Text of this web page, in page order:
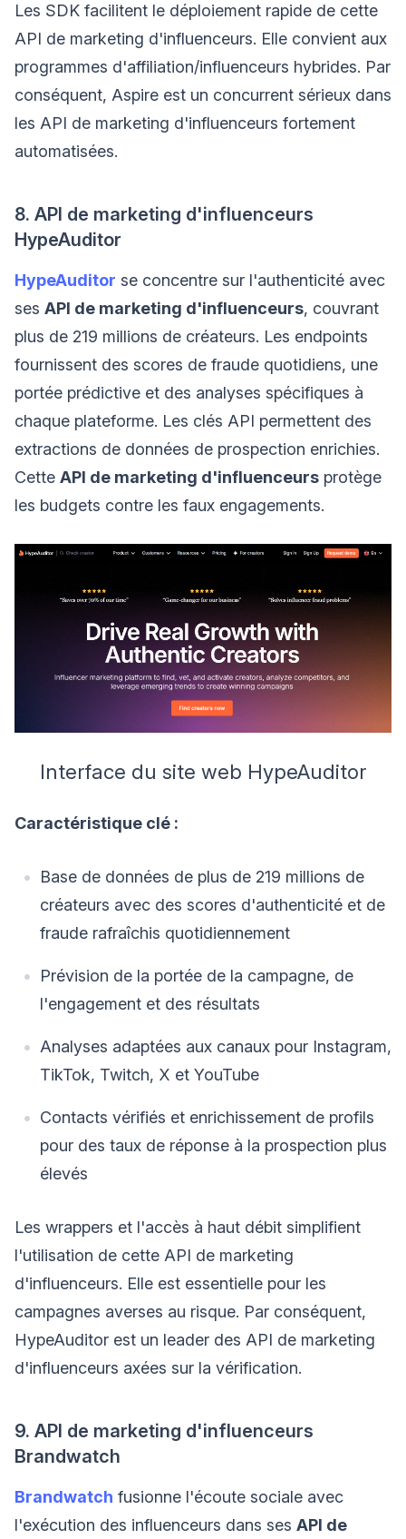
Les SDK facilitent le déploiement rapide de cette
API de marketing d'influenceurs. Elle convient aux
programmes d'affiliation/influenceurs hybrides. Par
conséquent, Aspire est un concurrent sérieux dans
les API de marketing d'influenceurs fortement
automatisées.
8. API de marketing d'influenceurs
HypeAuditor
HypeAuditor se concentre sur l'authenticité avec
ses API de marketing d'influenceurs, couvrant
plus de 219 millions de créateurs. Les endpoints
fournissent des scores de fraude quotidiens, une
portée prédictive et des analyses spécifiques à
chaque plateforme. Les clés API permettent des
extractions de données de prospection enrichies.
Cette API de marketing d'influenceurs protège
les budgets contre les faux engagements.
Interface du site web HypeAuditor
Caractéristique clé :
Base de données de plus de 219 millions de
créateurs avec des scores d'authenticité et de
fraude rafraîchis quotidiennement
Prévision de la portée de la campagne, de
l'engagement et des résultats
Analyses adaptées aux canaux pour Instagram,
TikTok, Twitch, X et YouTube
Contacts vérifiés et enrichissement de profils
pour des taux de réponse à la prospection plus
élevés
Les wrappers et l'accès à haut débit simplifient
l'utilisation de cette API de marketing
d'influenceurs. Elle est essentielle pour les
campagnes averses au risque. Par conséquent,
HypeAuditor est un leader des API de marketing
d'influenceurs axées sur la vérification.
9. API de marketing d'influenceurs
Brandwatch
Brandwatch fusionne l'écoute sociale avec
l'exécution des influenceurs dans ses API de